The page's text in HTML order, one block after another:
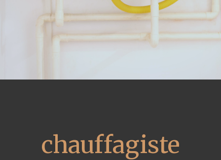
chauffagiste